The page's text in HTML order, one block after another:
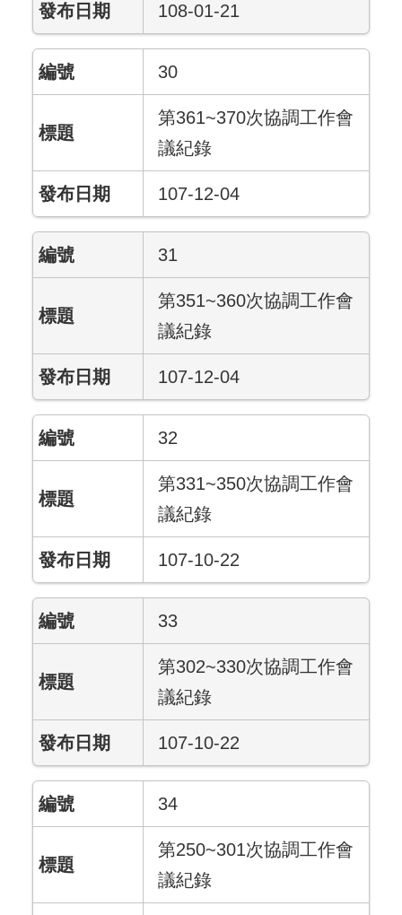
108-01-21
30
第361~370次協調工作會
議紀錄
107-12-04
31
第351~360次協調工作會
議紀錄
107-12-04
32
第331~350次協調工作會
議紀錄
107-10-22
33
第302~330次協調工作會
議紀錄
107-10-22
34
第250~301次協調工作會
議紀錄